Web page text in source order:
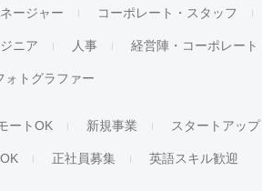
ージャー コーポレート・スタッフ
ニア 人事 経営陣・コーポレート
ォトグラファー
ートOK 新規事業 スタートアップ
正社員募集 英語スキル歓迎